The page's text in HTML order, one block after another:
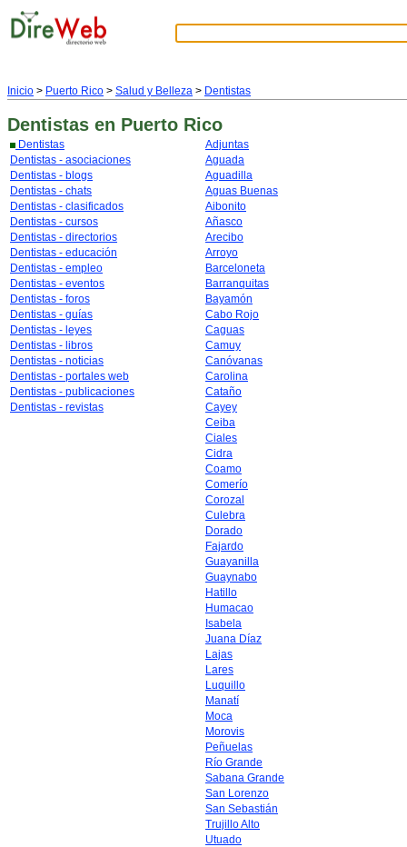
Inicio > Puerto Rico > Salud y Belleza > Dentistas
Dentistas en Puerto Rico
Dentistas
Dentistas - asociaciones
Dentistas - blogs
Dentistas - chats
Dentistas - clasificados
Dentistas - cursos
Dentistas - directorios
Dentistas - educación
Dentistas - empleo
Dentistas - eventos
Dentistas - foros
Dentistas - guías
Dentistas - leyes
Dentistas - libros
Dentistas - noticias
Dentistas - portales web
Dentistas - publicaciones
Dentistas - revistas
Adjuntas
Aguada
Aguadilla
Aguas Buenas
Aibonito
Añasco
Arecibo
Arroyo
Barceloneta
Barranquitas
Bayamón
Cabo Rojo
Caguas
Camuy
Canóvanas
Carolina
Cataño
Cayey
Ceiba
Ciales
Cidra
Coamo
Comerío
Corozal
Culebra
Dorado
Fajardo
Guayanilla
Guaynabo
Hatillo
Humacao
Isabela
Juana Díaz
Lajas
Lares
Luquillo
Manatí
Moca
Morovis
Peñuelas
Río Grande
Sabana Grande
San Lorenzo
San Sebastián
Trujillo Alto
Utuado